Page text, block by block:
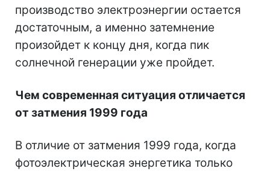
производство электроэнергии остается
достаточным, а именно затемнение
произойдет к концу дня, когда пик
солнечной генерации уже пройдет.
Чем современная ситуация отличается
от затмения 1999 года
В отличие от затмения 1999 года, когда
фотоэлектрическая энергетика только